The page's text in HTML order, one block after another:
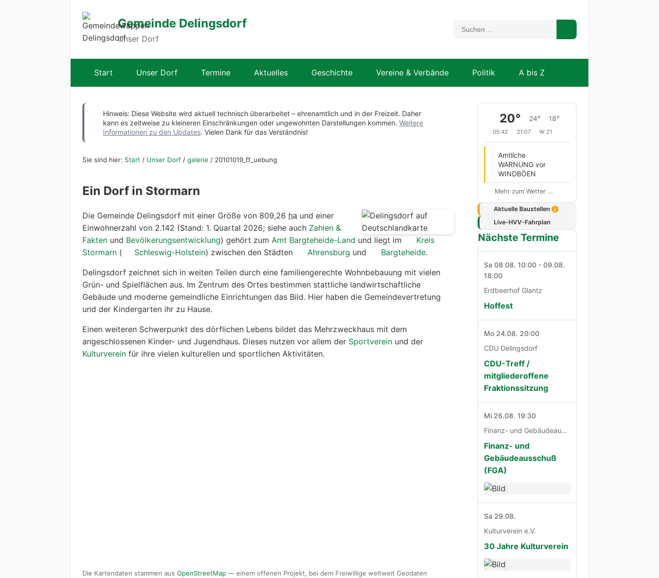
Gemeinde Delingsdorf
Unser Dorf
Start Unser Dorf Termine Aktuelles Geschichte Vereine & Verbände Politik A bis Z
Hinweis: Diese Website wird aktuell technisch überarbeitet – ehrenamtlich und in der Freizeit. Daher
kann es zeitweise zu kleineren Einschränkungen oder ungewohnten Darstellungen kommen. Weitere
Informationen zu den Updates. Vielen Dank für das Verständnis!
Sie sind hier: Start / Unser Dorf / galerie / 20101019_ff_uebung
Ein Dorf in Stormarn
Die Gemeinde Delingsdorf mit einer Größe von 809,26 ha und einer
Einwohnerzahl von 2.142 (Stand: 1. Quartal 2026; siehe auch Zahlen &
Fakten und Bevölkerungsentwicklung) gehört zum Amt Bargteheide-Land und liegt im
Kreis
Stormarn ( Schleswig-Holstein) zwischen den Städten Ahrensburg und Bargteheide.
Delingsdorf zeichnet sich in weiten Teilen durch eine familiengerechte Wohnbebauung mit vielen
Grün- und Spielflächen aus. Im Zentrum des Ortes bestimmen stattliche landwirtschaftliche
Gebäude und moderne gemeindliche Einrichtungen das Bild. Hier haben die Gemeindevertretung
und der Kindergarten ihr zu Hause.
Einen weiteren Schwerpunkt des dörflichen Lebens bildet das Mehrzweckhaus mit dem
angeschlossenen Kinder- und Jugendhaus. Dieses nutzen vor allem der Sportverein und der
Kulturverein für ihre vielen kulturellen und sportlichen Aktivitäten.
Die Kartendaten stammen aus OpenStreetMap — einem offenen Projekt, bei dem Freiwillige weltweit Geodaten
20° 24° 18°
05:42 21:07 W 21
Amtliche
WARNUNG vor
WINDBÖEN
Mehr zum Wetter …
Aktuelle Baustellen 3
Live-HVV-Fahrplan
Nächste Termine
Sa 08.08. 10:00 - 09.08.
18:00
Erdbeerhof Glantz
Hoffest
Mo 24.08. 20:00
CDU Delingsdorf
CDU-Treff /
mitgliederoffene
Fraktionssitzung
Mi 26.08. 19:30
Finanz- und Gebäudeausschuß
Finanz- und
Gebäudeausschuß
(FGA)
Sa 29.08.
Kulturverein e.V.
30 Jahre Kulturverein